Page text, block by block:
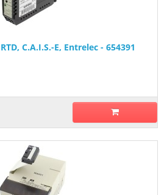
C.A.I.S.-E, Entrelec - 654391